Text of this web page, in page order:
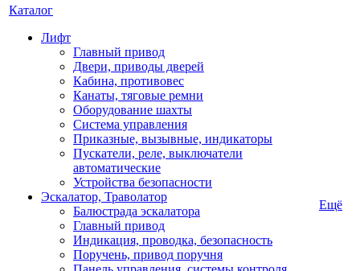
Каталог
Лифт
Главный привод
Двери, приводы дверей
Кабина, противовес
Канаты, тяговые ремни
Оборудование шахты
Система управления
Приказные, вызывные, индикаторы
Пускатели, реле, выключатели
автоматические
Устройства безопасности
Эскалатор, Траволатор
Балюстрада эскалатора
Главный привод
Индикация, проводка, безопасность
Поручень, привод поручня
Ещё